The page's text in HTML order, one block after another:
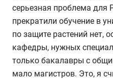
серьезная проблема для
прекратили обучение в
по защите растений нет,
кафедры, нужных
только бакалавры с
мало магистров. Это, я